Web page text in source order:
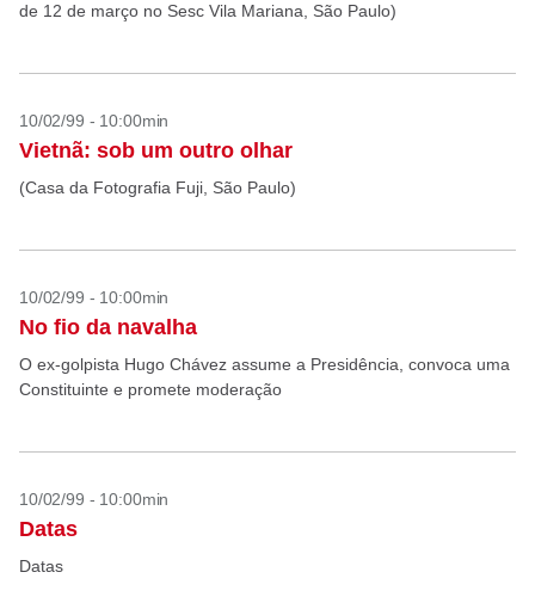
de 12 de março no Sesc Vila Mariana, São Paulo)
10/02/99 - 10:00min
Vietnã: sob um outro olhar
(Casa da Fotografia Fuji, São Paulo)
10/02/99 - 10:00min
No fio da navalha
O ex-golpista Hugo Chávez assume a Presidência, convoca uma
Constituinte e promete moderação
10/02/99 - 10:00min
Datas
Datas